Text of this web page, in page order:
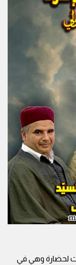
لحضارة وهي في